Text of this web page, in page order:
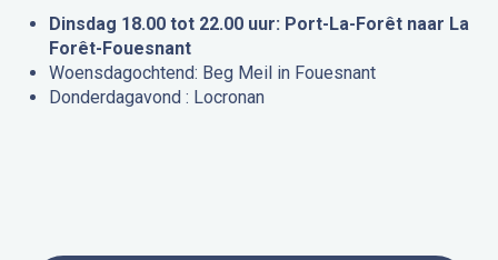
Dinsdag 18.00 tot 22.00 uur: Port-La-Forêt naar La
Forêt-Fouesnant
Woensdagochtend: Beg Meil in Fouesnant
Donderdagavond : Locronan